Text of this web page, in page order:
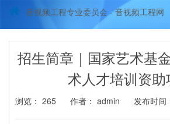
音视频工程专业委员会 - 音视频工程网
招生简章｜国家艺术基
术人才培训资助
浏览： 265 作者： admin 发布时间